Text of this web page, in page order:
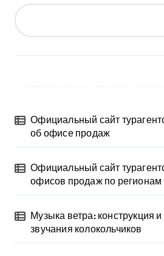
Официальный сайт
об офисе продаж
Официальный сайт
офисов продаж по регионам
Музыка ветра: конструкция
звучания колокольчиков